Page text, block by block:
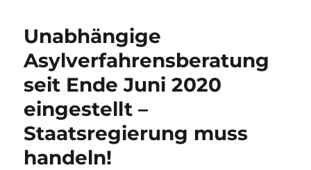
Unabhängige
Asylverfahrensberatung
seit Ende Juni 2020
eingestellt –
Staatsregierung muss
handeln!